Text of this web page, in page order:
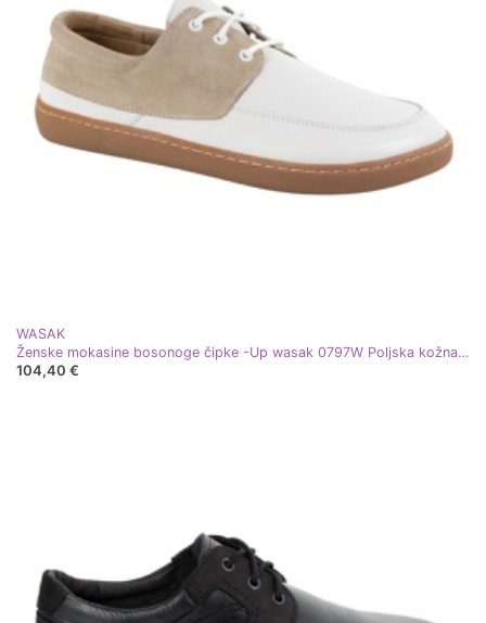
WASAK
Ženske mokasine bosonoge čipke -Up wasak 0797W Poljska kožna obuća bijela
104,40 €